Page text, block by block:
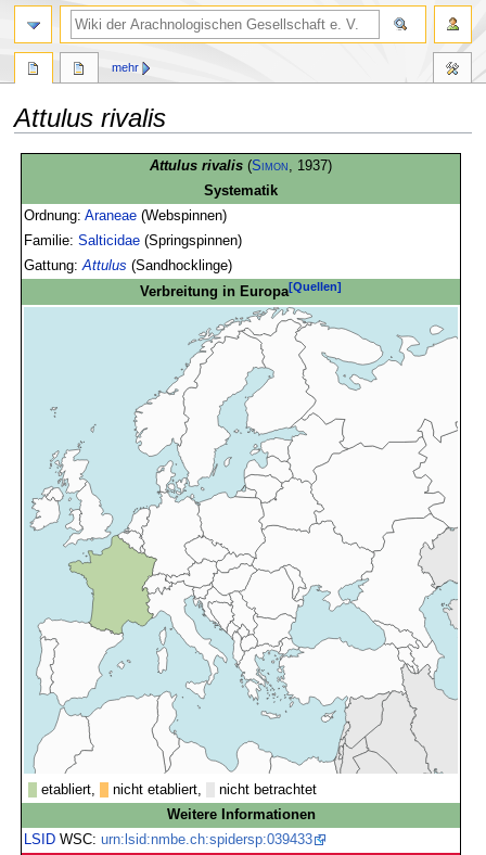
Attulus rivalis
springen
springen
Attulus rivalis (Simon , 1937)
Systematik
Ordnung:Araneae (Webspinnen)
Familie:Salticidae (Springspinnen)
Gattung:Attulus (Sandhocklinge)
Verbreitung in Europa[Quellen]
etabliert, nicht etabliert,
nicht betrachtet
Weitere Informationen
LSID WSC:urn:lsid:nmbe.ch:spidersp:039433
mehr